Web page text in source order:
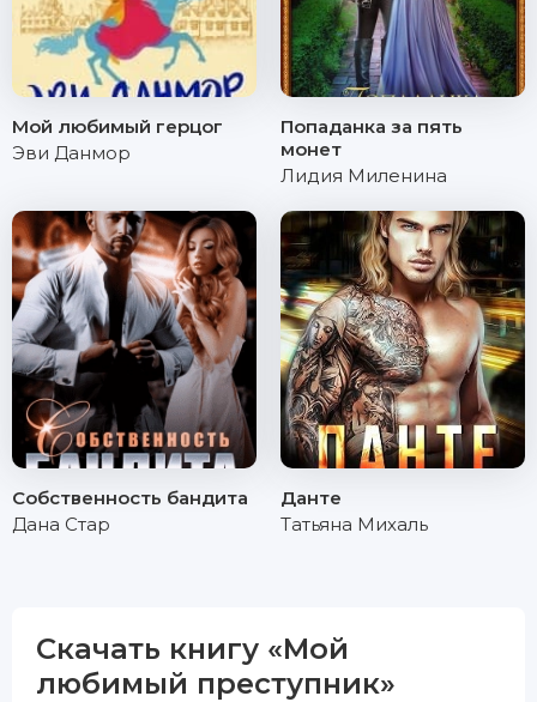
Мой любимый герцог
Эви Данмор
Попаданка за пять
монет
Лидия Миленина
Собственность бандита
Дана Стар
Данте
Татьяна Михаль
Скачать книгу «Мой
любимый преступник»